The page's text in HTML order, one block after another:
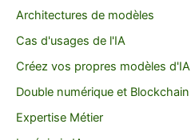
Architectures de modèles
Cas d'usages de l'IA
Créez vos propres modèles d'IA
Double numérique et Blockchain
Expertise Métier